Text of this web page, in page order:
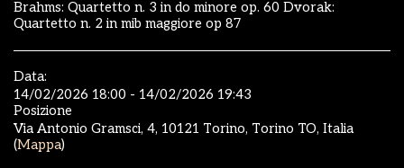
Brahms: Quartetto n. 3 in do minore op. 60 Dvorak:
Quartetto n. 2 in mib maggiore op 87
Data:
14/02/2026 18:00 - 14/02/2026 19:43
Posizione
Via Antonio Gramsci, 4, 10121 Torino, Torino TO, Italia
(Mappa)